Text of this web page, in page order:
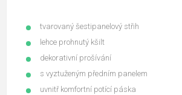
tvarovaný šestipanelový střih
lehce prohnutý kšilt
dekorativní prošívání
s vyztuženým předním panelem
uvnitř komfortní potící páska